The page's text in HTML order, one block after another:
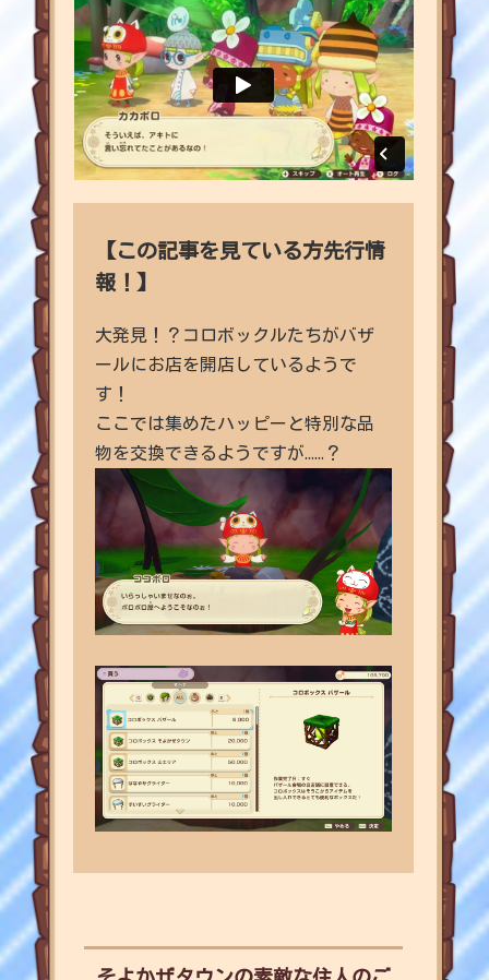
【この記事を見ている方先行情
報！】
大発見！？コロボックルたちがバザ
ールにお店を開店しているようで
す！
ここでは集めたハッピーと特別な品
物を交換できるようですが......？